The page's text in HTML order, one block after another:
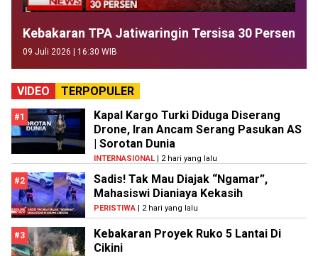
Kebakaran TPA Jatiwaringin Tersisa 30 Persen
09 Juli 2026 | 16:30 WIB
VIDEO TERPOPULER
#1
Kapal Kargo Turki Diduga Diserang
Drone, Iran Ancam Serang Pasukan AS
| Sorotan Dunia
INTERNASIONAL | 2 hari yang lalu
#2
Sadis! Tak Mau Diajak “Ngamar”,
Mahasiswi Dianiaya Kekasih
PERISTIWA | 2 hari yang lalu
#3
Kebakaran Proyek Ruko 5 Lantai Di
Cikini